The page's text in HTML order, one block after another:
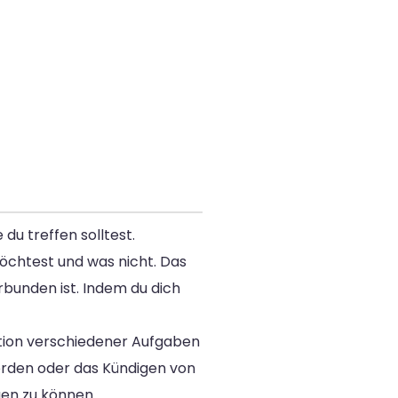
du treffen solltest.
und was nicht. Das
ist. Indem du dich
verschiedener Aufgaben
oder das Kündigen von